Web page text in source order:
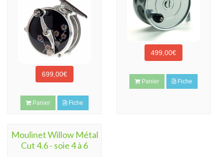
699,00€
Panier Fiche
499,00€
Panier Fiche
Moulinet Willow Métal
Cut 4.6 - soie 4 à 6